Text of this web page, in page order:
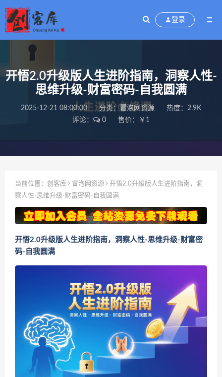
登录
开悟2.0升级版人生进阶指南，洞察人性-
思维升级-财富密码-自我圆满
2025-12-21 08:00:00 分类：冒泡网资源
热度：2.9K
评论：
0 售价：￥1
当前位置： 创客库 冒泡网资源
开悟2.0升级版人生进阶指南，洞
察人性-思维升级-财富密码-自我圆满
开悟2.0升级版人生进阶指南，洞察人性-思维升级-财富密
码-自我圆满